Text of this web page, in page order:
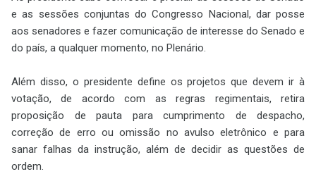
e as sessões conjuntas do Congresso Nacional, dar posse
aos senadores e fazer comunicação de interesse do Senado e
do país, a qualquer momento, no Plenário.
Além disso, o presidente define os projetos que devem ir à
votação, de acordo com as regras regimentais, retira
proposição de pauta para cumprimento de despacho,
correção de erro ou omissão no avulso eletrônico e para
sanar falhas da instrução, além de decidir as questões de
ordem.